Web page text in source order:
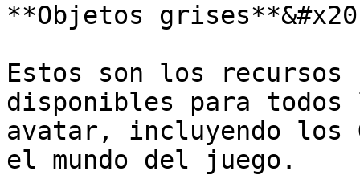
**Objetos
Estos son los recursos
disponibles para
avatar, incluyendo los
el mundo del juego.